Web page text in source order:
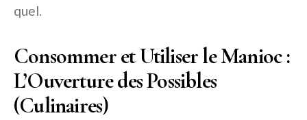
quel.
Consommer et Utiliser le Manioc :
L’Ouverture des Possibles
(Culinaires)